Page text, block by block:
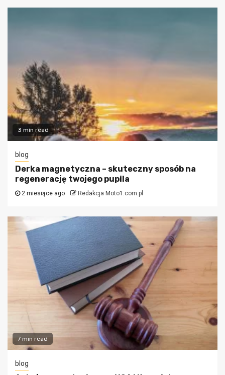
3 min read
blog
Derka magnetyczna – skuteczny sposób na
regenerację twojego pupila
2 miesiące ago Redakcja Moto1.com.pl
7 min read
blog